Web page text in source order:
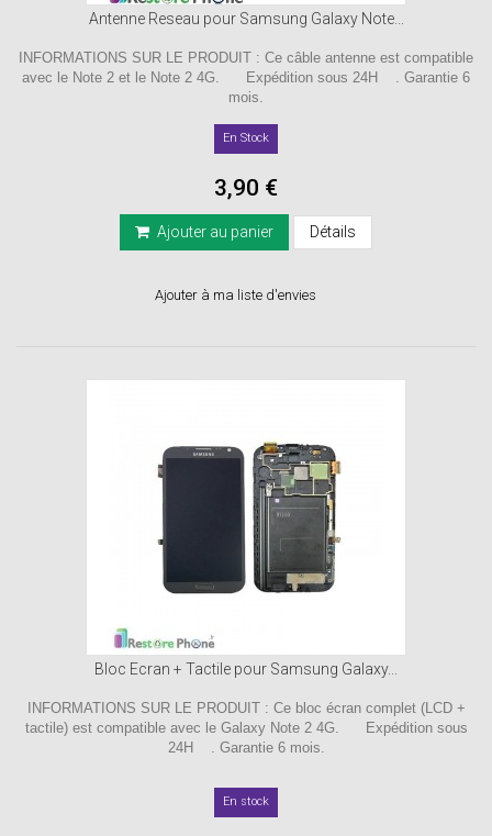
Antenne Reseau pour Samsung Galaxy Note...
INFORMATIONS SUR LE PRODUIT : Ce câble antenne est compatible
avec le Note 2 et le Note 2 4G. Expédition sous 24H . Garantie 6
mois.
En Stock
3,90 €
Ajouter au panier Détails
Ajouter à ma liste d'envies
Bloc Ecran + Tactile pour Samsung Galaxy...
INFORMATIONS SUR LE PRODUIT : Ce bloc écran complet (LCD +
tactile) est compatible avec le Galaxy Note 2 4G. Expédition sous
24H . Garantie 6 mois.
En stock